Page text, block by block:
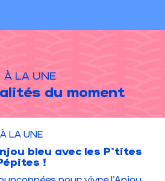
À LA UNE
du moment
À LA UNE
bleu avec les P’tites
!
pour vivre l’Anjou